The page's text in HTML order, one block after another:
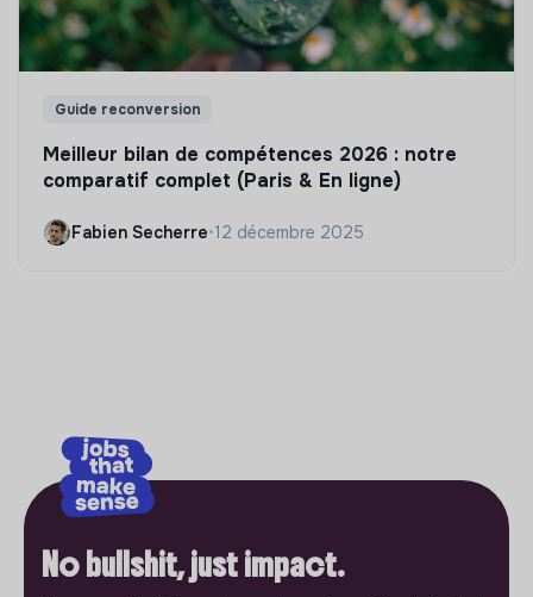
Guide reconversion
Meilleur bilan de compétences 2026 : notre
comparatif complet (Paris & En ligne)
Fabien Secherre•12 décembre 2025
No bullshit, just impact.